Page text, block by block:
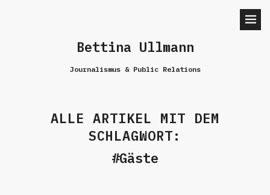
Bettina Ullmann
Journalismus & Public Relations
ALLE ARTIKEL MIT DEM
SCHLAGWORT:
Gäste